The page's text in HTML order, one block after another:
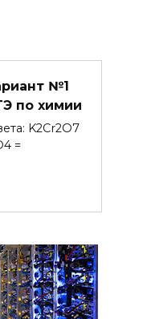
№1
по химии
K2Cr2O7
=